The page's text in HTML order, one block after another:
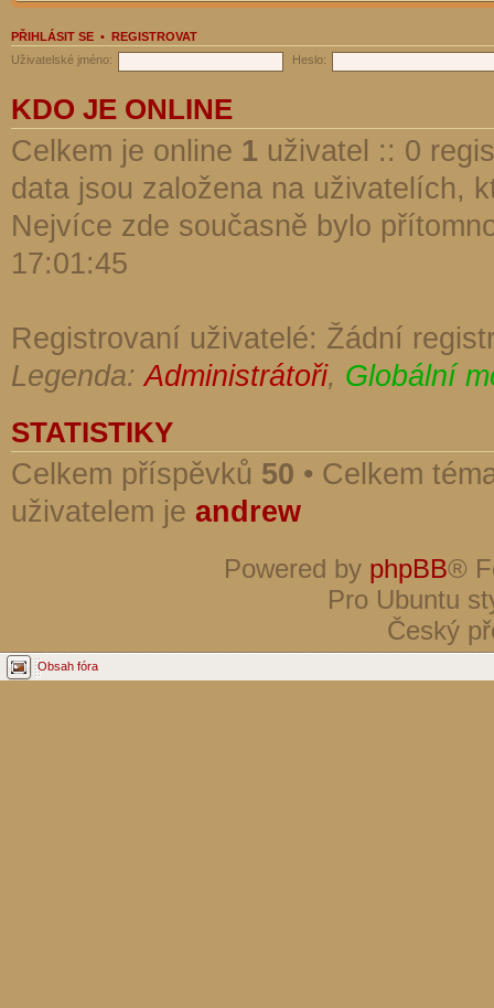
PŘIHLÁSIT SE • REGISTROVAT
Uživatelské jméno:
Heslo:
KDO JE ONLINE
Celkem je online 1 uživatel :: 0
data jsou založena na uživatelích,
Nejvíce zde současně bylo
17:01:45
Registrovaní uživatelé: Žádní
Legenda:Administrátoři, Globální
STATISTIKY
Celkem příspěvků 50 • Celkem
uživatelem je andrew
Powered by phpBB®
Pro Ubuntu
Český
Obsah fóra